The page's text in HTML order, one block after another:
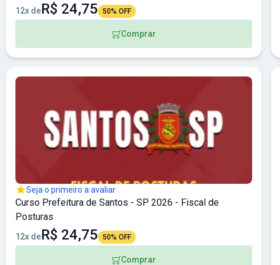
12x deR$ 24,75 50% OFF
Comprar
Seja o primeiro a avaliar
Curso Prefeitura de Santos - SP 2026 - Fiscal de
Posturas
12x deR$ 24,75 50% OFF
Comprar